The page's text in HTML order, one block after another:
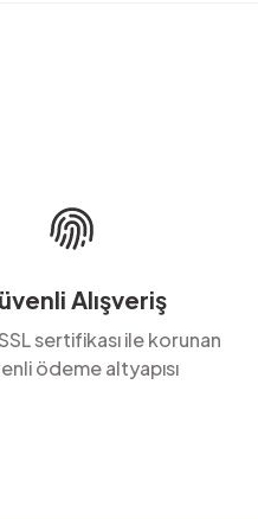
Alışveriş
sertifikası ile korunan
ödeme altyapısı